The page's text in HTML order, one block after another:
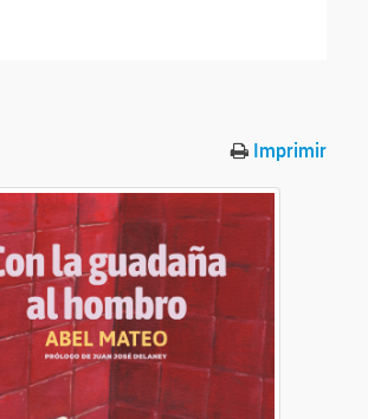
Imprimir